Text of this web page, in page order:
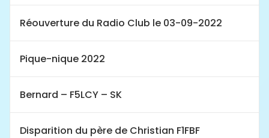
Réouverture du Radio Club le 03-09-2022
Pique-nique 2022
Bernard – F5LCY – SK
Disparition du père de Christian F1FBF